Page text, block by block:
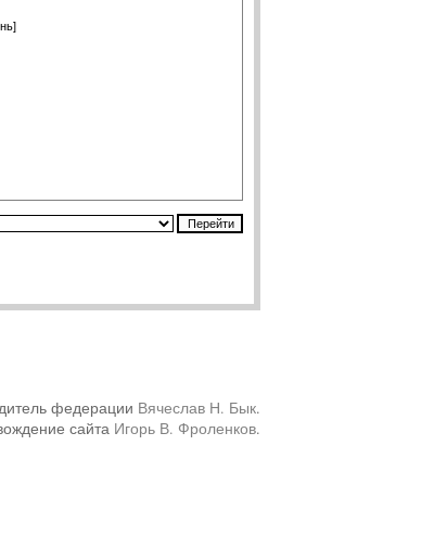
федерации Вячеслав Н. Бык.
сайта Игорь В. Фроленков.